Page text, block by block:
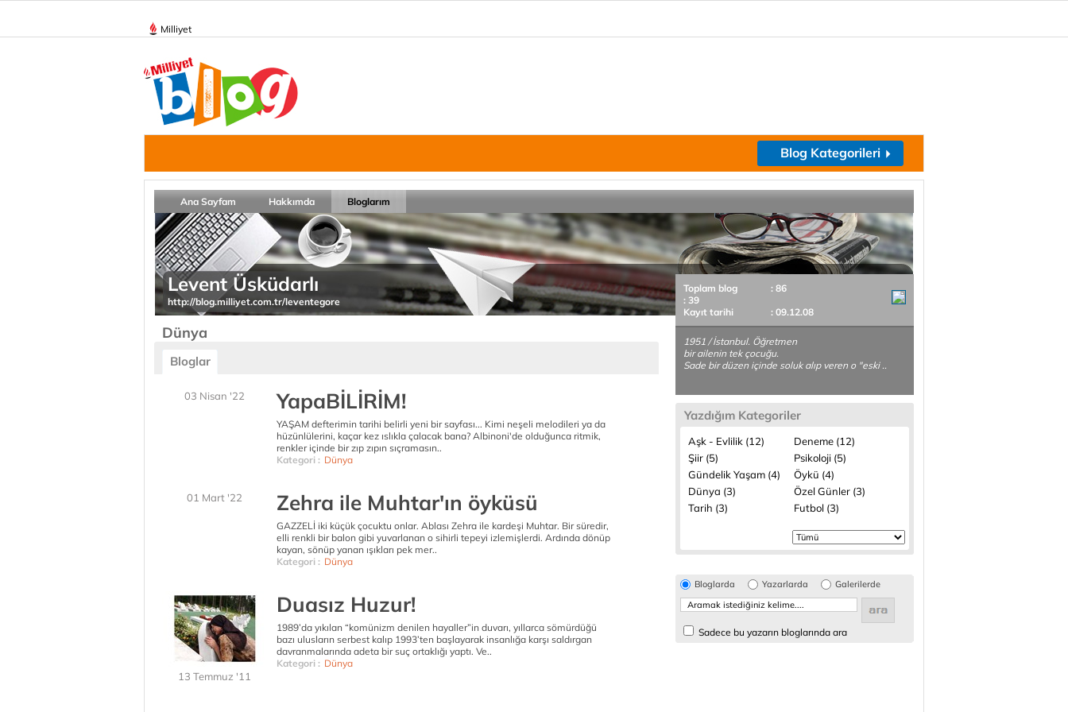
Milliyet
Blog Kategorileri
Ana Sayfam Hakkımda Bloglarım
Levent Üsküdarlı
http://blog.milliyet.com.tr/leventegore
Dünya
Bloglar
03 Nisan '22 YapaBİLİRİM!
YAŞAM defterimin tarihi belirli yeni bir sayfası... Kimi neşeli melodileri ya da
hüzünlülerini, kaçar kez ıslıkla çalacak bana? Albinoni'de olduğunca ritmik,
renkler içinde bir zıp zıpın sıçramasın..
Kategori : Dünya
01 Mart '22 Zehra ile Muhtar'ın öyküsü
GAZZELİ iki küçük çocuktu onlar. Ablası Zehra ile kardeşi Muhtar. Bir süredir,
elli renkli bir balon gibi yuvarlanan o sihirli tepeyi izlemişlerdi. Ardında dönüp
kayan, sönüp yanan ışıkları pek mer..
Kategori : Dünya
13 Temmuz '11
Duasız Huzur!
1989’da yıkılan “komünizm denilen hayaller”in duvarı, yıllarca sömürdüğü
bazı ulusların serbest kalıp 1993’ten başlayarak insanlığa karşı saldırgan
davranmalarında adeta bir suç ortaklığı yaptı. Ve..
Kategori : Dünya
Toplam blog
: 86
: 39
Kayıt tarihi
: 09.12.08
1951 / İstanbul. Öğretmen
bir ailenin tek çocuğu.
Sade bir düzen içinde soluk alıp veren o "eski ..
Yazdığım Kategoriler
Aşk - Evlilik (12)
Deneme (12)
Şiir (5)
Psikoloji (5)
Gündelik Yaşam (4)
Öykü (4)
Dünya (3)
Özel Günler (3)
Tarih (3)
Futbol (3)
Bloglarda Yazarlarda Galerilerde
Sadece bu yazarın bloglarında ara